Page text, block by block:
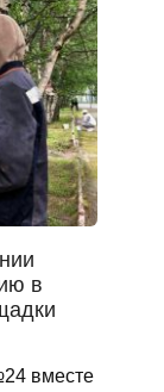
в
вместе